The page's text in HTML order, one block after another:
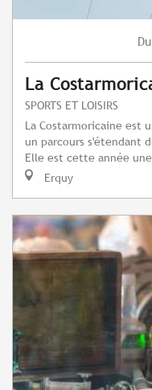
Du
La
SPORTS ET LOISIRS
La Costarmoricaine est
un parcours s'étendant
Elle est cette année
Erquy